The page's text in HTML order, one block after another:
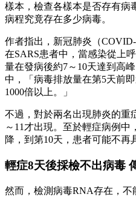
樣本，檢查各樣本是否存有病
病程究竟存在多少病毒。
作者指出，新冠肺炎（
在SARS患者中，當感染從上
量在發病後約7～10天達到高
中，「病毒排放量在第5天前
1000倍以上。」
不過，對於兩名出現肺炎的重
～11才出現。至於輕症病例
降，到第10天，患者可能不再
輕症8天後採檢不出病毒
然而，檢測病毒RNA存在，不